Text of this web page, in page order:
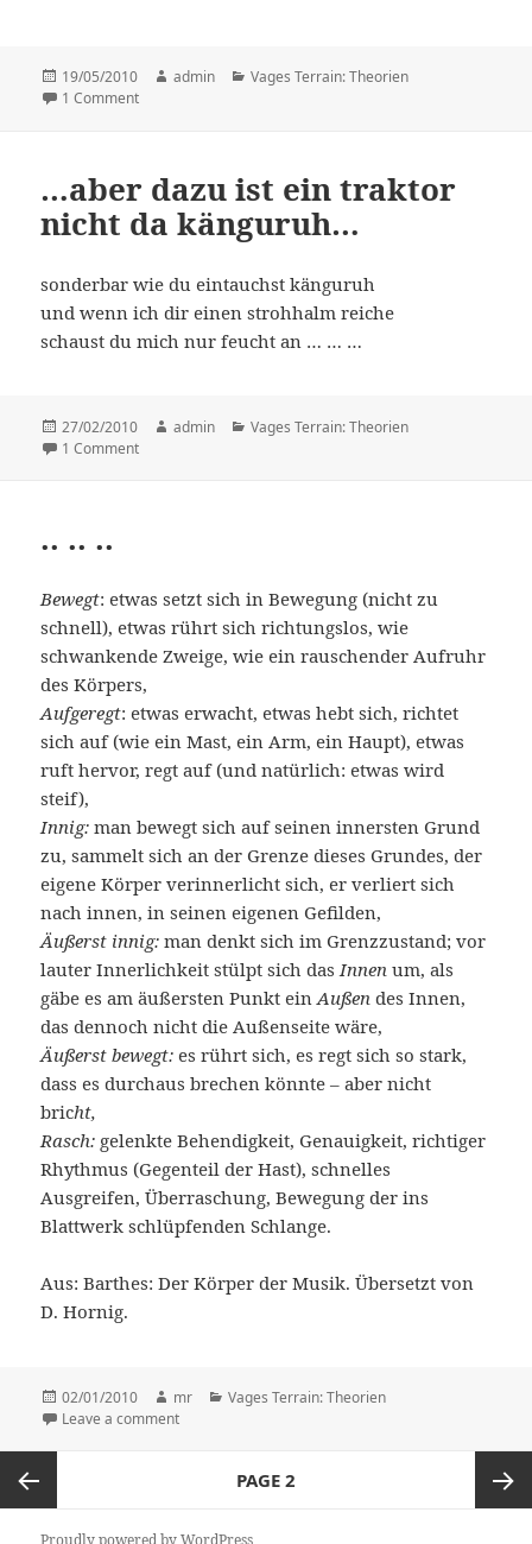
Posted
on
19/05/2010 Author
admin Categories
Vages Terrain: Theorien
1 Comment
…aber dazu ist ein traktor
nicht da känguruh…
sonderbar wie du eintauchst känguruh
und wenn ich dir einen strohhalm reiche
schaust du mich nur feucht an … … …
Posted
on
27/02/2010 Author
admin Categories
Vages Terrain: Theorien
1 Comment
.. .. ..
Bewegt: etwas setzt sich in Bewegung (nicht zu
schnell), etwas rührt sich richtungslos, wie
schwankende Zweige, wie ein rauschender Aufruhr
des Körpers,
Aufgeregt: etwas erwacht, etwas hebt sich, richtet
sich auf (wie ein Mast, ein Arm, ein Haupt), etwas
ruft hervor, regt auf (und natürlich: etwas wird
steif),
Innig: man bewegt sich auf seinen innersten Grund
zu, sammelt sich an der Grenze dieses Grundes, der
eigene Körper verinnerlicht sich, er verliert sich
nach innen, in seinen eigenen Gefilden,
Äußerst innig: man denkt sich im Grenzzustand; vor
lauter Innerlichkeit stülpt sich dasInnen um, als
gäbe es am äußersten Punkt einAußen des Innen,
das dennoch nicht die Außenseite wäre,
Äußerst bewegt: es rührt sich, es regt sich so stark,
dass es durchaus brechen könnte – aber nicht
bricht,
Rasch: gelenkte Behendigkeit, Genauigkeit, richtiger
Rhythmus (Gegenteil der Hast), schnelles
Ausgreifen, Überraschung, Bewegung der ins
Blattwerk schlüpfenden Schlange.
Aus: Barthes: Der Körper der Musik. Übersetzt von
D. Hornig.
Posted
on
02/01/2010 Author
mr Categories
Vages Terrain: Theorien
Leave a comment
Posts
navigation
Previous
PAGE 2